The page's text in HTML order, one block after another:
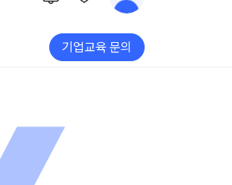
기업교육 문의